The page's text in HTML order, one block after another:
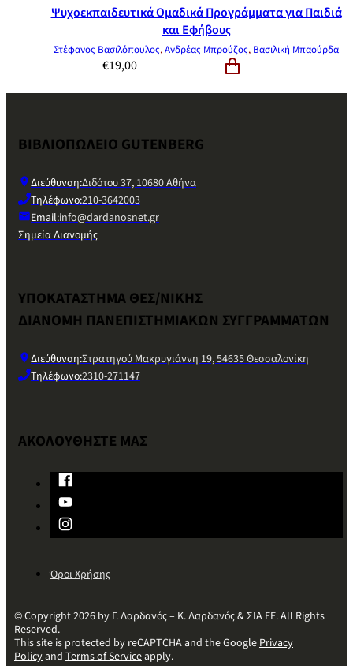
Ψυχοεκπαιδευτικά Ομαδικά Προγράμματα για Παιδιά
και Εφήβους
Στέφανος Βασιλόπουλος,Ανδρέας Μπρούζος, Βασιλική Μπαούρδα
€19,00
ΒΙΒΛΙΟΠΩΛΕΙΟ GUTENBERG
Διεύθυνση:Διδότου 37, 10680 Αθήνα
Τηλέφωνο:210-3642003
Email:info@dardanosnet.gr
Σημεία Διανομής
ΥΠΟΚΑΤΑΣΤΗΜΑ ΘΕΣ/ΝΙΚΗΣ
ΔΙΑΝΟΜΗ ΠΑΝΕΠΙΣΤΗΜΙΑΚΩΝ ΣΥΓΓΡΑΜΜΑΤΩΝ
Διεύθυνση:Στρατηγού Μακρυγιάννη 19, 54635 Θεσσαλονίκη
Τηλέφωνο:2310-271147
ΑΚΟΛΟΥΘΗΣΤΕ ΜΑΣ
Όροι Χρήσης
© Copyright 2026 by Γ. Δαρδανός – Κ. Δαρδανός & ΣΙΑ ΕΕ. All Rights
Reserved.
This site is protected by reCAPTCHA and the GooglePrivacy
Policyand Terms of Serviceapply.